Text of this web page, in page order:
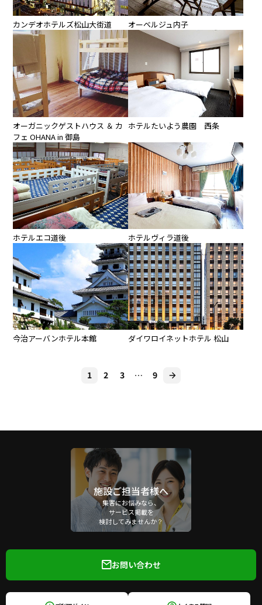
カンデオホテルズ松山大街道 オーベルジュ内子
オーガニックゲストハウス ＆ カ
フェ OHANA in 御島
ホテルたいよう農園 西条
ホテルエコ道後 ホテルヴィラ道後
今治アーバンホテル本館 ダイワロイネットホテル 松山
1 2 3 … 9
施設ご担当者様へ
集客にお悩みなら、
サービス掲載を
検討してみませんか？
お問い合わせ